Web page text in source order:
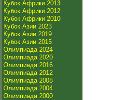
Кубок Африки 2013
Кубок Африки 2012
Кубок Африки 2010
Кубок Азии 2023
Кубок Азии 2019
Кубок Азии 2015
Олимпиада 2024
Олимпиада 2020
Олимпиада 2016
Олимпиада 2012
Олимпиада 2008
Олимпиада 2004
Олимпиада 2000